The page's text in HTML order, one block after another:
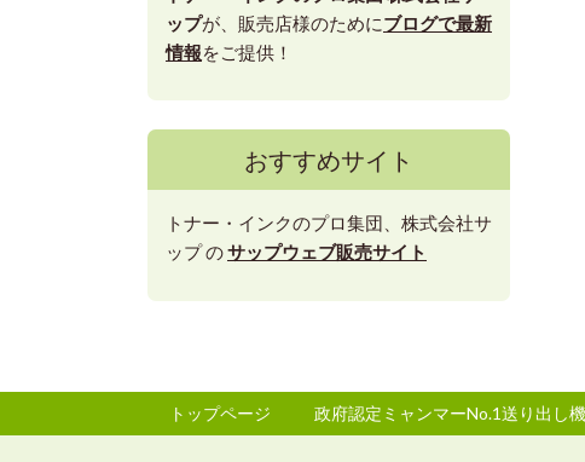
ップが、販売店様のためにブログで最新
情報をご提供！
おすすめサイト
トナー・インクのプロ集団、株式会社サ
ップ のサップウェブ販売サイト
トップページ 政府認定ミャンマーNo.1送り出し